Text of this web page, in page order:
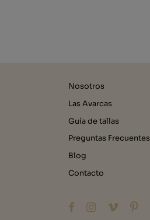
Nosotros
Las Avarcas
Guía de tallas
Preguntas Frecuentes
Blog
Contacto